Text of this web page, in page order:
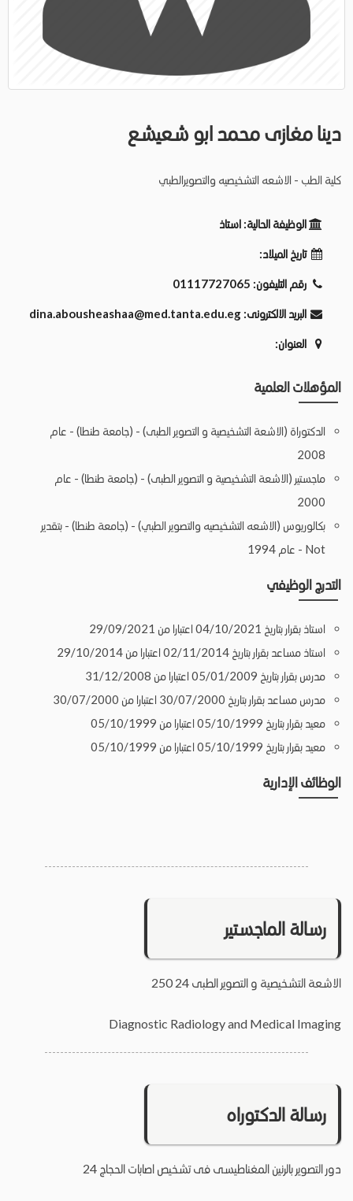
دينا مغازى محمد ابو شعيشع
كلية الطب - الاشعه التشخيصيه والتصويرالطبي
الوظيفة الحالية: استاذ
تاريخ الميلاد:
رقم التليفون: 01117727065
البريد الالكترونى: dina.abousheashaa@med.tanta.edu.eg
العنوان:
المؤهلات العلمية
الدكتوراة (الاشعة التشخيصية و التصوير الطبى) - (جامعة طنطا) - عام
2008
ماجستير (الاشعة التشخيصية و التصوير الطبى) - (جامعة طنطا) - عام
2000
بكالوريوس (الاشعه التشخيصيه والتصوير الطبي) - (جامعة طنطا) - بتقدير
Not - عام 1994
التدرج الوظيفي
استاذ بقرار بتاريخ 04/10/2021 اعتبارا من 29/09/2021
استاذ مساعد بقرار بتاريخ 02/11/2014 اعتبارا من 29/10/2014
مدرس بقرار بتاريخ 05/01/2009 اعتبارا من 31/12/2008
مدرس مساعد بقرار بتاريخ 30/07/2000 اعتبارا من 30/07/2000
معيد بقرار بتاريخ 05/10/1999 اعتبارا من 05/10/1999
معيد بقرار بتاريخ 05/10/1999 اعتبارا من 05/10/1999
الوظائف الإدارية
رسالة الماجستير
الاشعة التشخيصية و التصوير الطبى 24 250
Diagnostic Radiology and Medical Imaging
رسالة الدكتوراه
دور التصوير بالرنين المغناطيسى فى تشخيص اصابات الحجاج 24